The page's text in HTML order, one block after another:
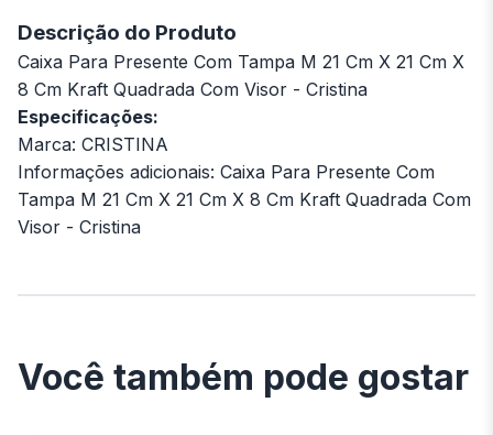
Descrição do Produto
Caixa Para Presente Com Tampa M 21 Cm X 21 Cm X
8 Cm Kraft Quadrada Com Visor - Cristina
Especificações:
Marca: CRISTINA
Informações adicionais: Caixa Para Presente Com
Tampa M 21 Cm X 21 Cm X 8 Cm Kraft Quadrada Com
Visor - Cristina
Você também pode gostar